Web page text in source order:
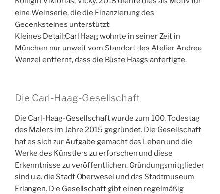
eine Weinserie, die die Finanzierung des
Gedenksteines unterstützt.
Kleines Detail:Carl Haag wohnte in seiner Zeit in
München nur unweit vom Standort des Atelier Andrea
Wenzel entfernt, dass die Büste Haags anfertigte.
Die Carl-Haag-Gesellschaft
Die Carl-Haag-Gesellschaft wurde zum 100. Todestag
des Malers im Jahre 2015 gegründet. Die Gesellschaft
hat es sich zur Aufgabe gemacht das Leben und die
Werke des Künstlers zu erforschen und diese
Erkenntnisse zu veröffentlichen. Gründungsmitglieder
sind u.a. die Stadt Oberwesel und das Stadtmuseum
Erlangen. Die Gesellschaft gibt einen regelmäßig